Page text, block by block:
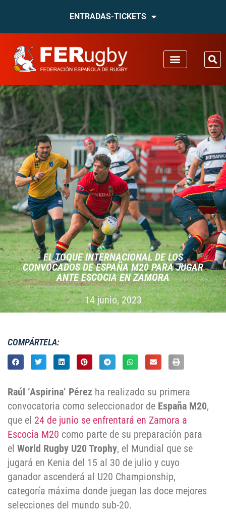
ENTRADAS-TICKETS
EL TOQUE INTERNACIONAL DE LOS
CONVOCADOS DE ESPAÑA M20 PARA JUGAR
ANTE ESCOCIA EN ZAMORA
14 junio, 2023
COMPÁRTELA:
Raúl ‘Aspirina’ Pérez ha realizado su primera
convocatoria como seleccionador de España M20,
que el 24 de junio se enfrentará en Zamora a
Escocia M20 como parte de su preparación para
el World Rugby U20 Trophy, el Mundial que se
jugará en Kenia del 15 al 30 de julio y cuyo
ganador ascenderá al U20 Championship,
categoría máxima donde juegan las doce mejores
selecciones del mundo sub-20.